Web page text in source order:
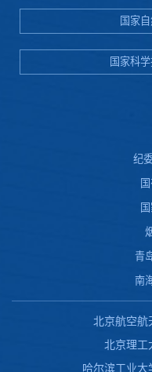
国家
国家科
纪
青
南
北京航空航
北京理工
哈尔滨工业大